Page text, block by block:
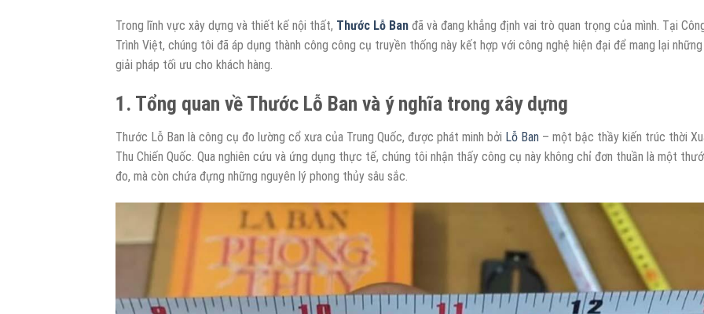
Trong lĩnh vực xây dựng và thiết kế nội thất, Thước Lỗ Ban đã và đang khẳng định vai trò quan trọng của mình. Tại
Trình Việt, chúng tôi đã áp dụng thành công công cụ truyền thống này kết hợp với công nghệ hiện đại để mang lại những
giải pháp tối ưu cho khách hàng.
1. Tổng quan về Thước Lỗ Ban và ý nghĩa trong xây dựng
Thước Lỗ Ban là công cụ đo lường cổ xưa của Trung Quốc, được phát minh bởi Lỗ Ban – một bậc thầy kiến trúc thời
Thu Chiến Quốc. Qua nghiên cứu và ứng dụng thực tế, chúng tôi nhận thấy công cụ này không chỉ đơn thuần là một
đo, mà còn chứa đựng những nguyên lý phong thủy sâu sắc.